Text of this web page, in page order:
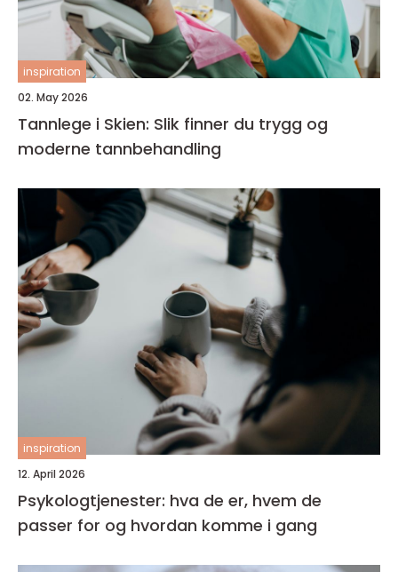
inspiration
02. May 2026
Tannlege i Skien: Slik finner du trygg og
moderne tannbehandling
inspiration
12. April 2026
Psykologtjenester: hva de er, hvem de
passer for og hvordan komme i gang